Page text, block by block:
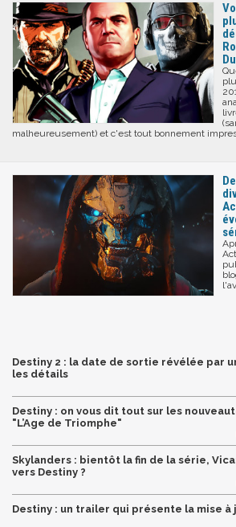
malheureusement) et c'est tout bonnement
Destiny 2 : la date de sortie révélée par
les détails
Destiny : on vous dit tout sur les
"L’Age de Triomphe"
Skylanders : bientôt la fin de la série,
vers Destiny ?
Destiny : un trailer qui présente la mise à